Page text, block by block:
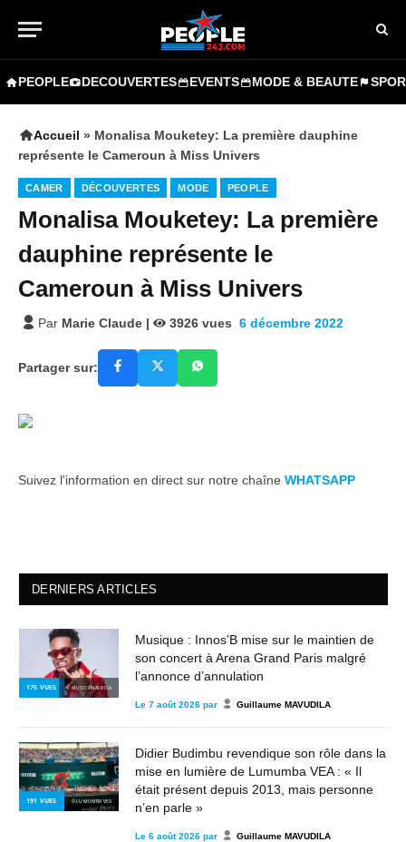
PEOPLE DECOUVERTES EVENTS MODE & BEAUTE
Accueil » Monalisa Mouketey: La première dauphine
représente le Cameroun à Miss Univers
CAMER DÉCOUVERTES MODE PEOPLE
Monalisa Mouketey: La première
dauphine représente le
Cameroun à Miss Univers
Par Marie Claude | 3926 vues 6 décembre 2022
Partager sur:
Suivez l'information en direct sur notre chaîne WHATSAPP
DERNIERS ARTICLES
175 VUES © MUSIC IN AFRICA
Musique : Innos’B mise sur le maintien de
son concert à Arena Grand Paris malgré
l’annonce d’annulation
Le 7 août 2026 par Guillaume MAVUDILA
191 VUES © LUMUMBA VEA
Didier Budimbu revendique son rôle dans la
mise en lumière de Lumumba VEA : « Il
était présent depuis 2013, mais personne
n’en parle »
Le 6 août 2026 par Guillaume MAVUDILA